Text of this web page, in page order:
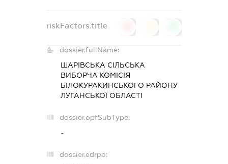
riskFactors.title
dossier.fullName:
ШАРІВСЬКА СІЛЬСЬКА
ВИБОРЧА КОМІСІЯ
БІЛОКУРАКИНСЬКОГО РАЙОНУ
ЛУГАНСЬКОЇ ОБЛАСТІ
dossier.opfSubType:
-
dossier.edrpo: